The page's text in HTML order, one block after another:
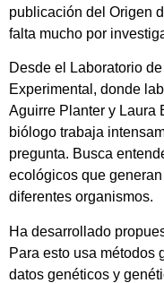
publicación del Origen
falta mucho por
Desde el Laboratorio
Experimental, donde
Aguirre Planter y Laura
biólogo trabaja
pregunta. Busca
ecológicos que
diferentes organismos.
Ha desarrollado
Para esto usa métodos
datos genéticos y